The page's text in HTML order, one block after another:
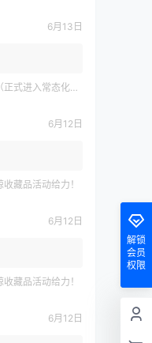
6月13日
进入常态化运营）
6月12日
藏品活动给力！
6月12日
藏品活动给力！
6月12日
解锁
会员
权限